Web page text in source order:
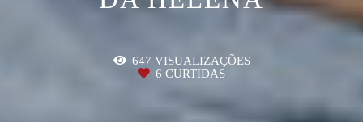
647 VISUALIZAÇÕES
6 CURTIDAS